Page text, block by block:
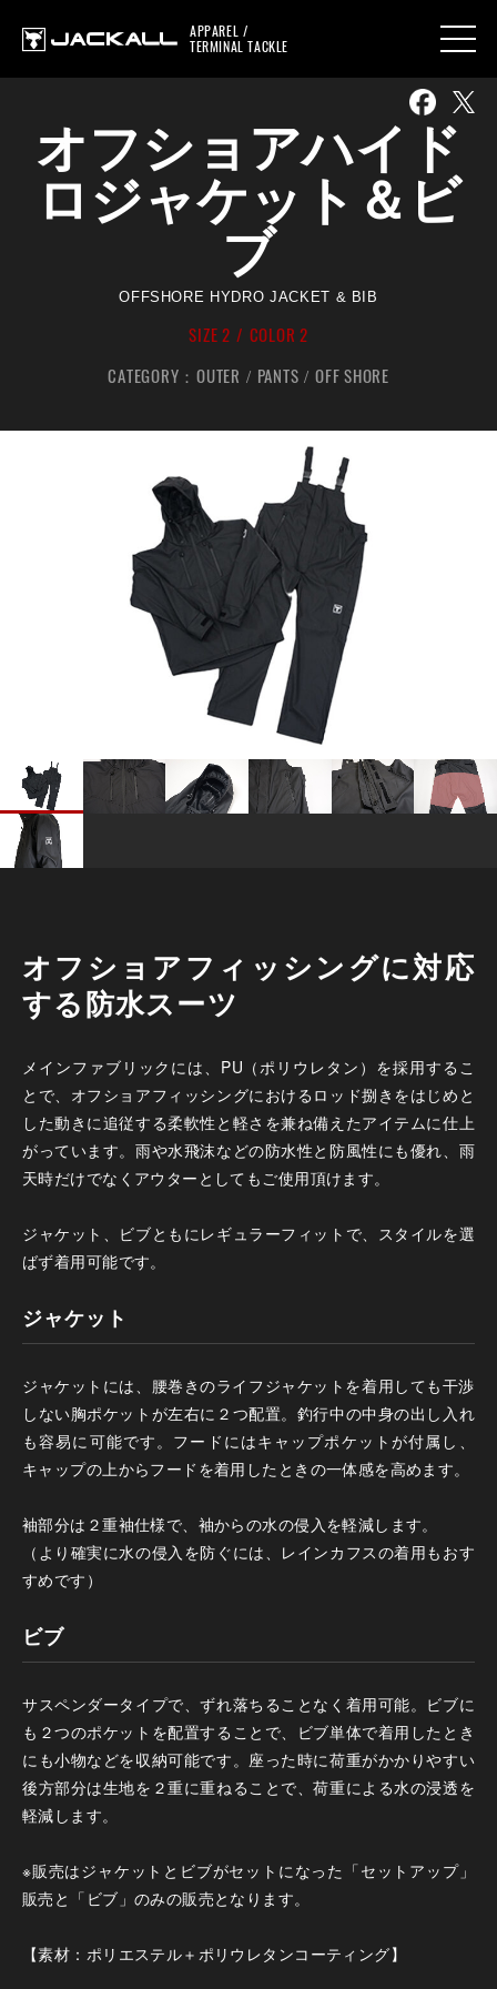
APPAREL /
TERMINAL TACKLE
オフショアハイド
ロジャケット＆ビ
ブ
OFFSHORE HYDRO JACKET & BIB
SIZE 2
COLOR 2
CATEGORY： OUTER PANTS OFF SHORE
オフショアフィッシングに対応
する防水スーツ
メインファブリックには、PU（ポリウレタン）を採用するこ
とで、オフショアフィッシングにおけるロッド捌きをはじめと
した動きに追従する柔軟性と軽さを兼ね備えたアイテムに仕上
がっています。雨や水飛沫などの防水性と防風性にも優れ、雨
天時だけでなくアウターとしてもご使用頂けます。
ジャケット、ビブともにレギュラーフィットで、スタイルを選
ばず着用可能です。
ジャケット
ジャケットには、腰巻きのライフジャケットを着用しても干渉
しない胸ポケットが左右に２つ配置。釣行中の中身の出し入れ
も容易に可能です。フードにはキャップポケットが付属し、
キャップの上からフードを着用したときの一体感を高めます。
袖部分は２重袖仕様で、袖からの水の侵入を軽減します。
（より確実に水の侵入を防ぐには、レインカフスの着用もおす
すめです）
ビブ
サスペンダータイプで、ずれ落ちることなく着用可能。ビブに
も２つのポケットを配置することで、ビブ単体で着用したとき
にも小物などを収納可能です。座った時に荷重がかかりやすい
後方部分は生地を２重に重ねることで、荷重による水の浸透を
軽減します。
※販売はジャケットとビブがセットになった「セットアップ」
販売と「ビブ」のみの販売となります。
【素材：ポリエステル＋ポリウレタンコーティング】